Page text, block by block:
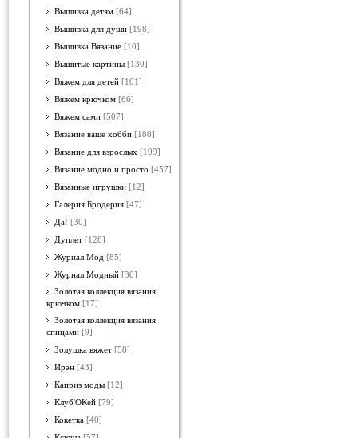
Вышивка детям [64]
Вышивка для души [198]
Вышивка.Вязание [10]
Вышитые картины [130]
Вяжем для детей [101]
Вяжем крючком [66]
Вяжем сами [507]
Вязание ваше хобби [180]
Вязание для взрослых [199]
Вязание модно и просто [457]
Вязанные игрушки [12]
Галерия Бродерия [47]
Да! [30]
Дуплет [128]
Журнал Мод [85]
Журнал Модный [30]
Золотая коллекция вязания
крючком [17]
Золотая коллекция вязания
спицами [9]
Золушка вяжет [58]
Ирэн [43]
Каприз моды [12]
Клуб'ОКей [79]
Кокетка [40]